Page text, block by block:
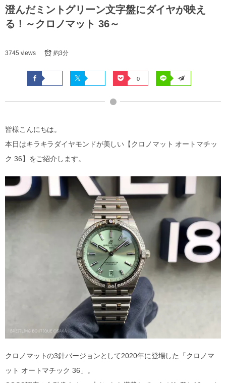
澄んだミントグリーン文字盤にダイヤが映え
る！～クロノマット 36～
3745 views 約3分
0
皆様こんにちは。
本日はキラキラダイヤモンドが美しい【クロノマット オートマチッ
ク 36】をご紹介します。
クロノマットの3針バージョンとして2020年に登場した「クロノマ
ット オートマチック 36」。